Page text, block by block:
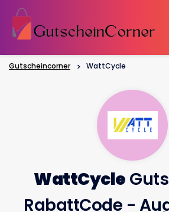
Gutscheincorner > WattCycle
WattCycle
RabattCode -